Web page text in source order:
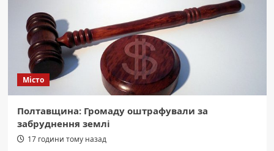
Місто
Полтавщина: Громаду оштрафували за
забруднення землі
17 години тому назад